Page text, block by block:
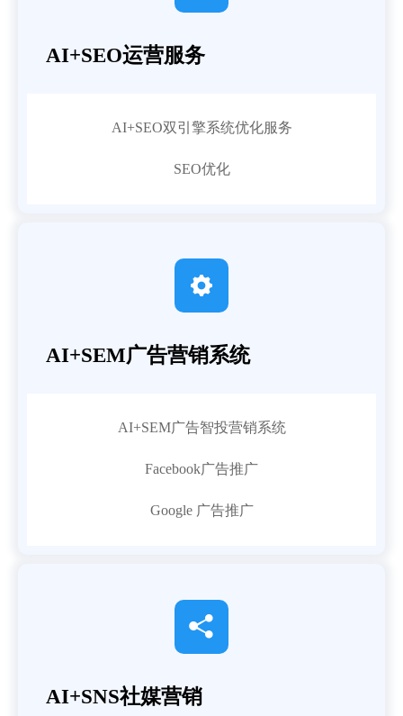
AI+SEO运营服务
AI+SEO双引擎系统优化服务
SEO优化

AI+SEM广告营销系统
AI+SEM广告智投营销系统
Facebook广告推广
Google 广告推广

AI+SNS社媒营销